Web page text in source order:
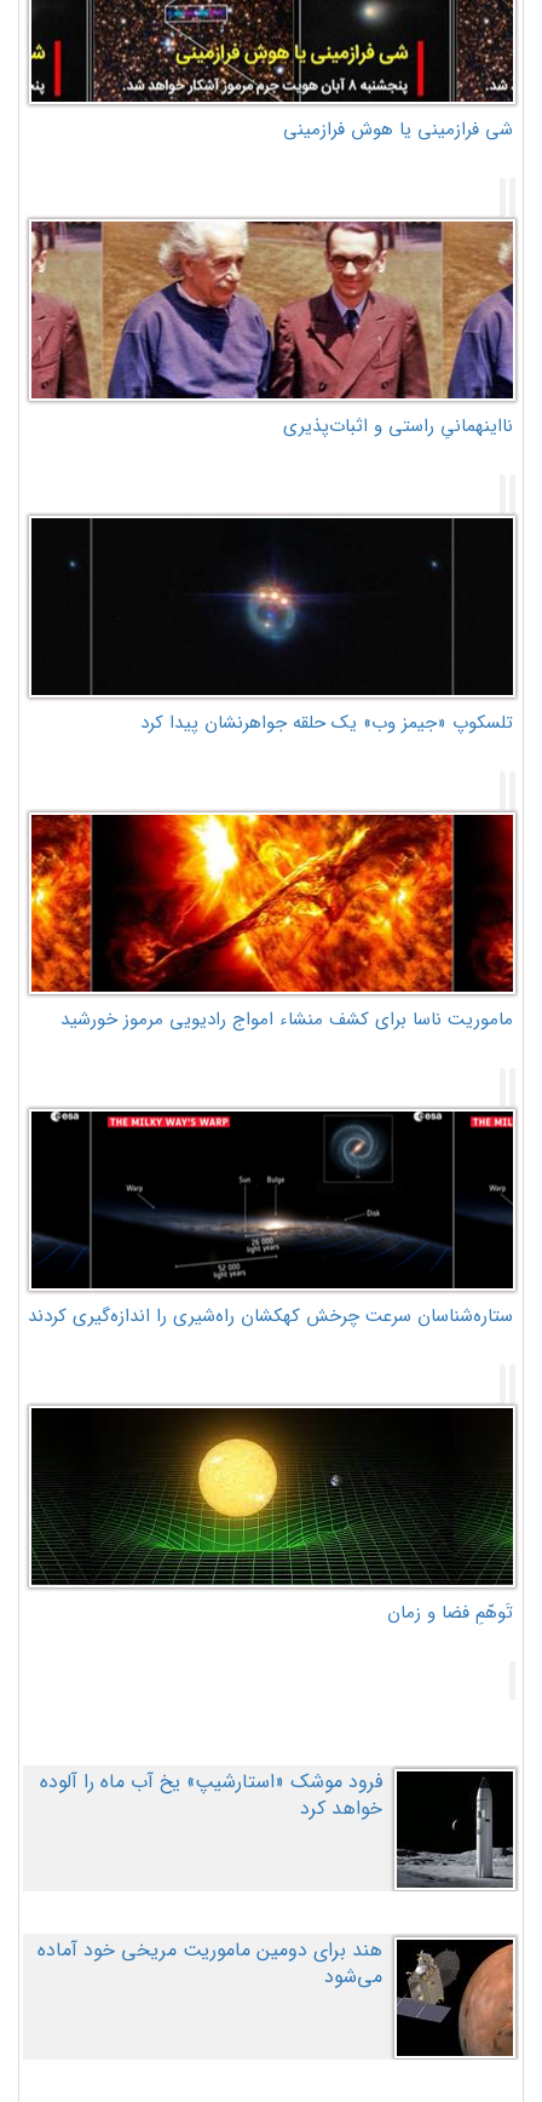
شی فرازمینی یا هوش فرازمینی
نااینهمانیِ راستی و اثبات‌پذیری
تلسکوپ «جیمز وب» یک حلقه جواهرنشان پیدا کرد
ماموریت ناسا برای کشف منشاء امواج رادیویی مرموز خورشید
ستاره‌شناسان سرعت چرخش کهکشان راه‌شیری را اندازه‌گیری کردند
تَوهّمِ فضا و زمان
فرود موشک «استارشیپ» یخ آب ماه را آلوده
خواهد کرد
هند برای دومین ماموریت مریخی خود آماده
می‌شود